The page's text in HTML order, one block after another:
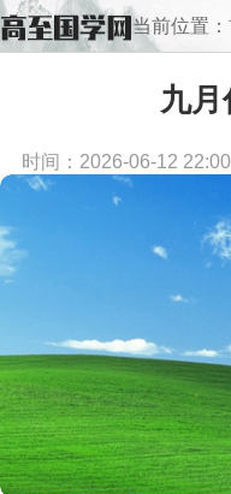
当前位置：
九
时间：2026-06-12